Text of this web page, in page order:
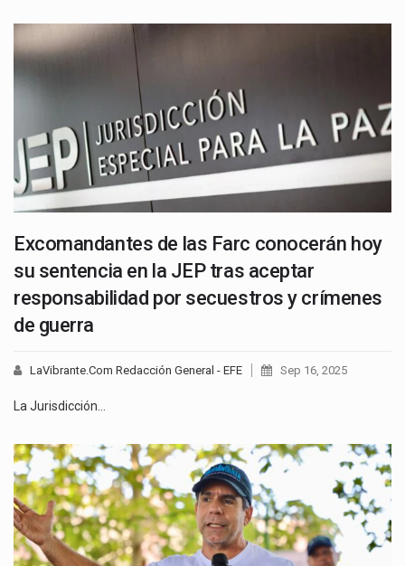
Excomandantes de las Farc conocerán hoy
su sentencia en la JEP tras aceptar
responsabilidad por secuestros y crímenes
de guerra
LaVibrante.Com Redacción General - EFE Sep 16, 2025
La Jurisdicción…